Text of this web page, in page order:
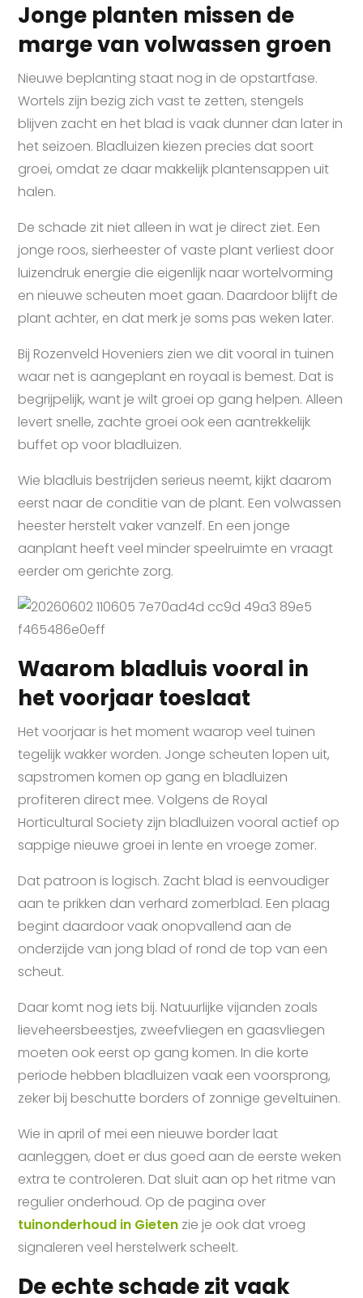
Jonge planten missen de
marge van volwassen groen
Nieuwe beplanting staat nog in de opstartfase.
Wortels zijn bezig zich vast te zetten, stengels
blijven zacht en het blad is vaak dunner dan later in
het seizoen. Bladluizen kiezen precies dat soort
groei, omdat ze daar makkelijk plantensappen uit
halen.
De schade zit niet alleen in wat je direct ziet. Een
jonge roos, sierheester of vaste plant verliest door
luizendruk energie die eigenlijk naar wortelvorming
en nieuwe scheuten moet gaan. Daardoor blijft de
plant achter, en dat merk je soms pas weken later.
Bij Rozenveld Hoveniers zien we dit vooral in tuinen
waar net is aangeplant en royaal is bemest. Dat is
begrijpelijk, want je wilt groei op gang helpen. Alleen
levert snelle, zachte groei ook een aantrekkelijk
buffet op voor bladluizen.
Wie bladluis bestrijden serieus neemt, kijkt daarom
eerst naar de conditie van de plant. Een volwassen
heester herstelt vaker vanzelf. En een jonge
aanplant heeft veel minder speelruimte en vraagt
eerder om gerichte zorg.
Waarom bladluis vooral in
het voorjaar toeslaat
Het voorjaar is het moment waarop veel tuinen
tegelijk wakker worden. Jonge scheuten lopen uit,
sapstromen komen op gang en bladluizen
profiteren direct mee. Volgens de Royal
Horticultural Society zijn bladluizen vooral actief op
sappige nieuwe groei in lente en vroege zomer.
Dat patroon is logisch. Zacht blad is eenvoudiger
aan te prikken dan verhard zomerblad. Een plaag
begint daardoor vaak onopvallend aan de
onderzijde van jong blad of rond de top van een
scheut.
Daar komt nog iets bij. Natuurlijke vijanden zoals
lieveheersbeestjes, zweefvliegen en gaasvliegen
moeten ook eerst op gang komen. In die korte
periode hebben bladluizen vaak een voorsprong,
zeker bij beschutte borders of zonnige geveltuinen.
Wie in april of mei een nieuwe border laat
aanleggen, doet er dus goed aan de eerste weken
extra te controleren. Dat sluit aan op het ritme van
regulier onderhoud. Op de pagina over
tuinonderhoud in Gieten zie je ook dat vroeg
signaleren veel herstelwerk scheelt.
De echte schade zit vaak